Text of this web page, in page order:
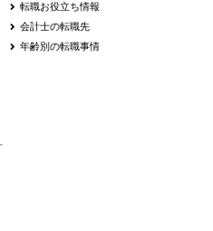
転職お役立ち情報
会計士の転職先
年齢別の転職事情